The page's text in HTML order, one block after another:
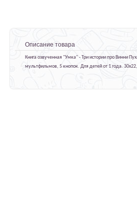
Описание товара
Книга озвученная "Умка" - Три истории про Винни
мультфильмов, 5 кнопок. Для детей от 1 года.